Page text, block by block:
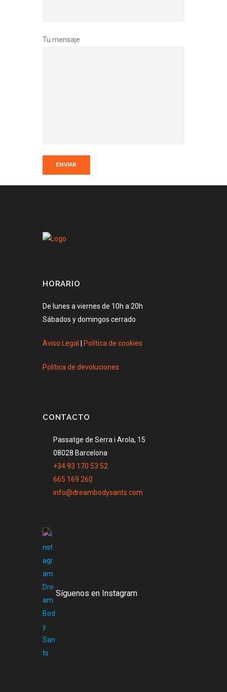
Tu mensaje
HORARIO
De lunes a viernes de 10h a 20h
Sábados y domingos cerrado
Aviso Legal Política de cookies
Política de devoluciones
CONTACTO
Passatge de Serra i Arola, 15
08028 Barcelona
+34 93 170 53 52
665 169 260
info@dreambodysants.com
Síguenos en Instagram